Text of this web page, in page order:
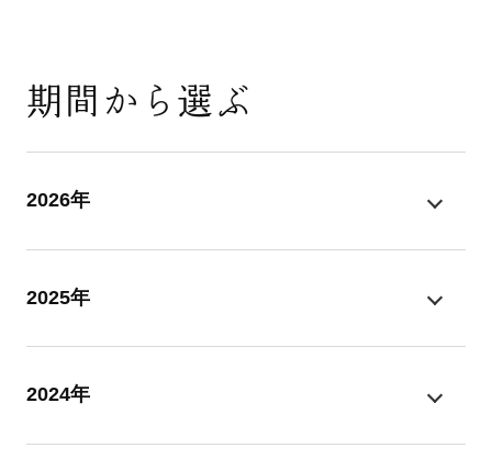
期間から選ぶ
2026年
2025年
2024年